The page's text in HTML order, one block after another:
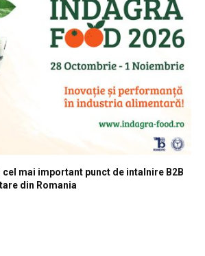
cel mai important punct de intalnire B2B
din Romania